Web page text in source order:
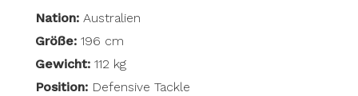
Nation:Australien
Größe:196 cm
Gewicht:112 kg
Position:Defensive Tackle